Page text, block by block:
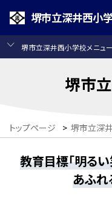
堺市立深井西小
堺市立深井西小学校メニュー
堺市
トップページ > 堺市立深
教育目標「明る
あふ